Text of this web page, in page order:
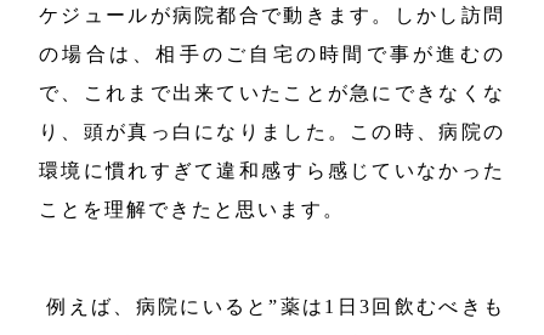
ケジュールが病院都合で動きます。しかし訪問
の場合は、相手のご自宅の時間で事が進むの
で、これまで出来ていたことが急にできなくな
り、頭が真っ白になりました。この時、病院の
環境に慣れすぎて違和感すら感じていなかった
ことを理解できたと思います。
例えば、病院にいると”薬は1日3回飲むべきも